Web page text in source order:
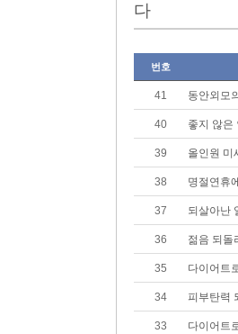
다
번호
41 동안외모
40 좋지 않은
39 올인원 미
38 명절연휴
37 되살아난
36 젊음 되돌
35 다이어트
34 피부탄력
33 다이어트